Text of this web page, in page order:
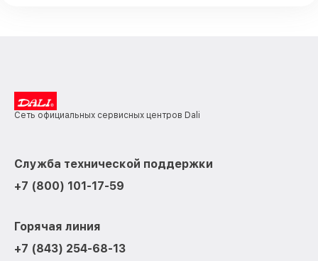
Сеть официальных сервисных центров Dali
Служба технической поддержки
+7 (800) 101-17-59
Горячая линия
+7 (843) 254-68-13